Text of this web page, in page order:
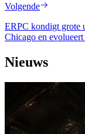
Volgende
ERPC kondigt grote
Chicago en
Nieuws